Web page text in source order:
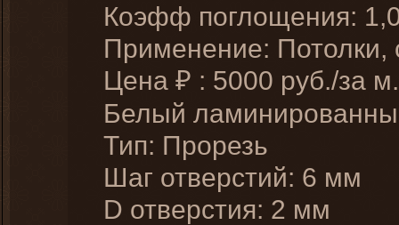
Коэфф поглощения:
Применение: Потолки,
Цена ₽ : 5000 руб./за
Белый
Тип: Прорезь
Шаг отверстий: 6 мм
D отверстия: 2 мм